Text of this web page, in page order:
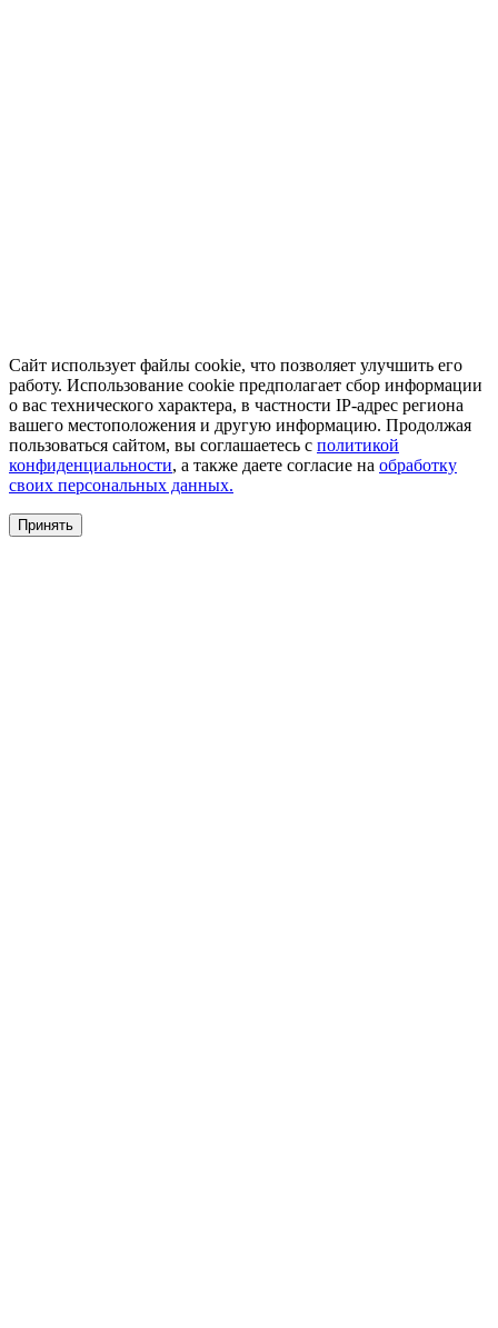
Сайт использует файлы cookie, что позволяет улучшить его
работу. Использование cookie предполагает сбор информации
о вас технического характера, в частности IP-адрес региона
вашего местоположения и другую информацию. Продолжая
пользоваться сайтом, вы соглашаетесь с политикой
конфиденциальности, а также даете согласие на обработку
своих персональных данных.
Принять